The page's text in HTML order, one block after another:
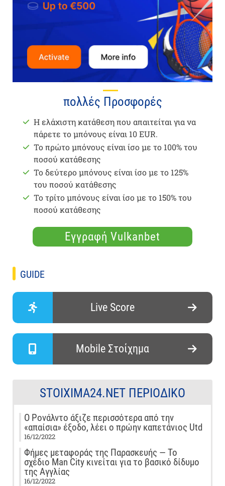
πολλές Προσφορές
Η ελάχιστη κατάθεση που απαιτείται για να
πάρετε το μπόνους είναι 10 EUR.
Το πρώτο μπόνους είναι ίσο με το 100% του
ποσού κατάθεσης
Το δεύτερο μπόνους είναι ίσο με το 125%
του ποσού κατάθεσης
Το τρίτο μπόνους είναι ίσο με το 150% του
ποσού κατάθεσης
Εγγραφή Vulkanbet
GUIDE
Live Score
Mobile Στοίχημα
STOIXIMA24.NET ΠΕΡΙΟΔΙΚΌ
Ο Ρονάλντο άξιζε περισσότερα από την
«απαίσια» έξοδο, λέει ο πρώην καπετάνιος Utd
16/12/2022
Φήμες μεταφοράς της Παρασκευής — Το
σχέδιο Man City κινείται για το βασικό δίδυμο
της Αγγλίας
16/12/2022